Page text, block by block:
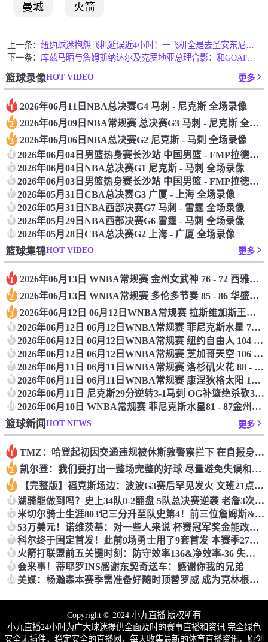
曼城 火箭
上一条：
纽约球迷抱怨飞机延误近4小时！一飞机全是去圣安东尼奥看球的！
下一条：
库兹马晒与詹姆斯纳达尔及克罗地亚总理合影：和GOAT及总理们相处
篮球录像HOT VIDEO 更多
1 2026年06月11日NBA总决赛G4 马刺 - 尼克斯 全场录像
2 2026年06月09日NBA常规赛 总决赛G3 马刺 - 尼克斯 全场录像
3 2026年06月06日NBA总决赛G2 尼克斯 - 马刺 全场录像
4 2026年06月04日男篮热身赛长沙站 中国男篮 - FMP拉德尼基 全场录像
5 2026年06月04日NBA总决赛G1 尼克斯 - 马刺 全场录像
6 2026年06月03日男篮热身赛长沙站 中国男篮 - FMP拉德尼基 全场录像
7 2026年05月31日CBA总决赛G3 广厦 - 上海 全场录像
8 2026年05月31日NBA西部决赛G7 马刺 - 雷霆 全场录像
9 2026年05月29日NBA西部决赛G6 雷霆 - 马刺 全场录像
102026年05月28日CBA总决赛G2 上海 - 广厦 全场录像
篮球集锦HOT VIDEO 更多
1 2026年06月13日 WNBA常规赛 金州女武神 76 - 72 西雅图风暴 全场集锦
2 2026年06月13日 WNBA常规赛 多伦多节奏 85 - 86 华盛顿神秘人 全场集锦
3 2026年06月12日 06月12日WNBA常规赛 拉斯维加斯王牌 105 - 89 波特兰火焰 全场集锦
4 2026年06月12日 06月12日WNBA常规赛 菲尼克斯水星 70 - 85 达拉斯飞翼 全场集锦
5 2026年06月12日 06月12日WNBA常规赛 纽约自由人 104 - 90 亚特兰大梦想 全场集锦
6 2026年06月12日 06月12日WNBA常规赛 芝加哥天空 106 - 114 印第安纳狂热 全场集锦
7 2026年06月11日 06月11日WNBA常规赛 洛杉矶火花 88 - 83 西雅图风暴 集锦
8 2026年06月11日 06月11日WNBA常规赛 康涅狄格太阳 102 - 106 多伦多节奏 集锦
9 2026年06月11日 尼克斯29分逆转3-1马刺 OG补篮绝杀砍33分 福克斯连续犯错
10 2026年06月10日 WNBA常规赛 菲尼克斯水星81 - 87金州女武神 全场集锦
篮球新闻HOT NEWS 更多
1 TMZ：哈登起初因交通违规被休斯敦警察拦下 在自报身份后被逮捕
2 凯尔登：我们要打出一整场完整的好球 尽量避免失误和低迷表现
3 【完整版】福克斯场边：波波G3赛后罕见发火 文班21点后不看手机
4 湖骑能做到吗？史上34队0-2翻盘 5队总决赛逆袭 老詹3次率队逆转
5 米切尔骑士生涯803记三分升至队史第4！前三位詹姆斯&乐福&加兰！
6 53万美元！诺维茨基：对一些人来说 杯赛冠军奖金能改变人生
7 科尔终于固定首发！此前9场勇士用了9套首发 本赛季27场15次变阵
8 火箭打联盟前五关键时刻：防守效率136&净效率-36 失误多于助攻
9 会来事！蒂耶罗INS感谢东契奇送车：感谢你我的兄弟
10 美媒：杨瀚森本赛季需准备好随时顶替罗威 成为克林根的合格替补
Copyright © 2024 小九直播 版权所有
小九直播24小时为广大球迷提供全面及时的赛事直播和资讯 完全绿色
安全无插件，稳定安全的直播网，每天收集最新的体育直播资讯，原创